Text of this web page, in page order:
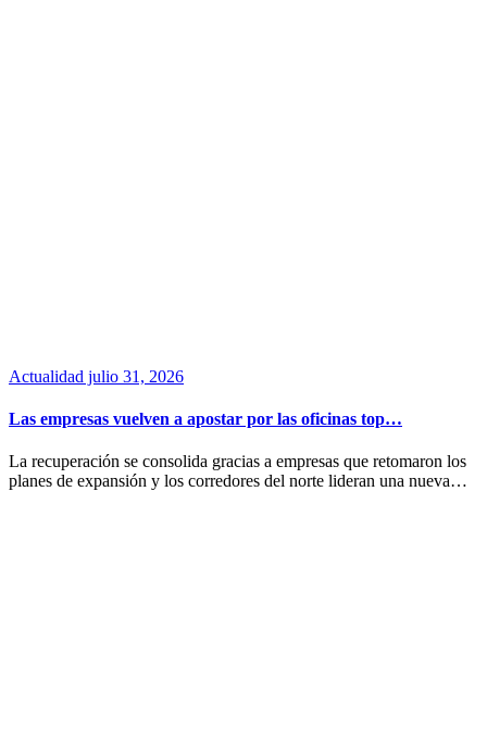
Actualidad julio 31, 2026
Las empresas vuelven a apostar por las oficinas top…
La recuperación se consolida gracias a empresas que retomaron los
planes de expansión y los corredores del norte lideran una nueva…